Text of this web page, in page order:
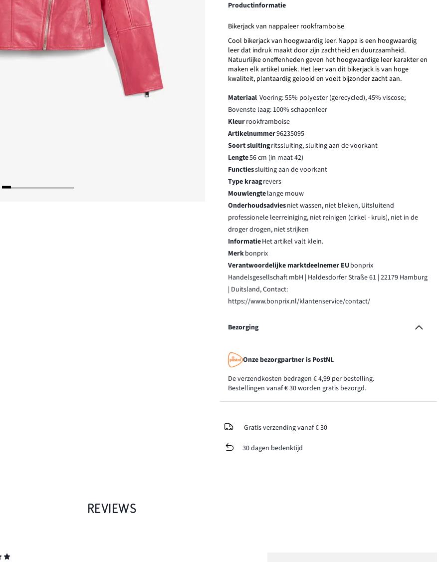
Productinformatie
Bikerjack van nappaleer rookframboise
Cool bikerjack van hoogwaardig leer. Nappa is een hoogwaardig
leer dat indruk maakt door zijn zachtheid en duurzaamheid.
Natuurlijke oneffenheden geven het hoogwaardige leer karakter en
maken elk artikel uniek. Het leer van dit bikerjack is van hoge
kwaliteit, plantaardig gelooid en voelt bijzonder zacht aan.
Materiaal Voering: 55% polyester (gerecycled), 45% viscose;
Bovenste laag: 100% schapenleer
Kleurrookframboise
Artikelnummer96235095
Soort sluitingritssluiting, sluiting aan de voorkant
Lengte56 cm (in maat 42)
Functiessluiting aan de voorkant
Type kraagrevers
Mouwlengtelange mouw
Onderhoudsadviesniet wassen, niet bleken, Uitsluitend
professionele leerreiniging, niet reinigen (cirkel - kruis), niet in de
droger drogen, niet strijken
InformatieHet artikel valt klein.
Merkbonprix
Verantwoordelijke marktdeelnemer EUbonprix
Handelsgesellschaft mbH | Haldesdorfer Straße 61 | 22179 Hamburg
| Duitsland, Contact:
https://www.bonprix.nl/klantenservice/contact/
Bezorging
Onze bezorgpartner is PostNL
De verzendkosten bedragen € 4,99 per bestelling.
Bestellingen vanaf € 30 worden gratis bezorgd.
Gratis verzending vanaf € 30
30 dagen bedenktijd
REVIEWS